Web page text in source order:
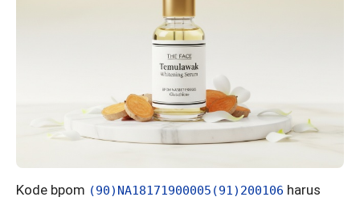
Kode bpom (90)NA18171900005(91)200106 harus